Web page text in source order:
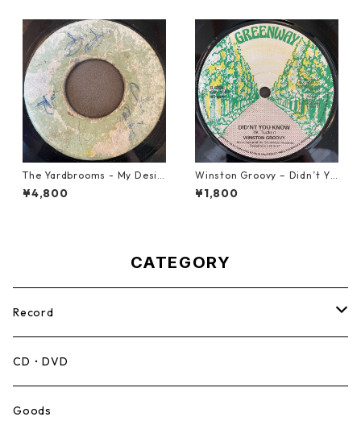
The Yardbrooms - My Desir
e【7-21922】
¥4,800
Winston Groovy – Didn’t Yo
u Know【7-21811】
¥1,800
CATEGORY
Record
Mento,Calypso,Ballad
Ska
CD・DVD
Goods